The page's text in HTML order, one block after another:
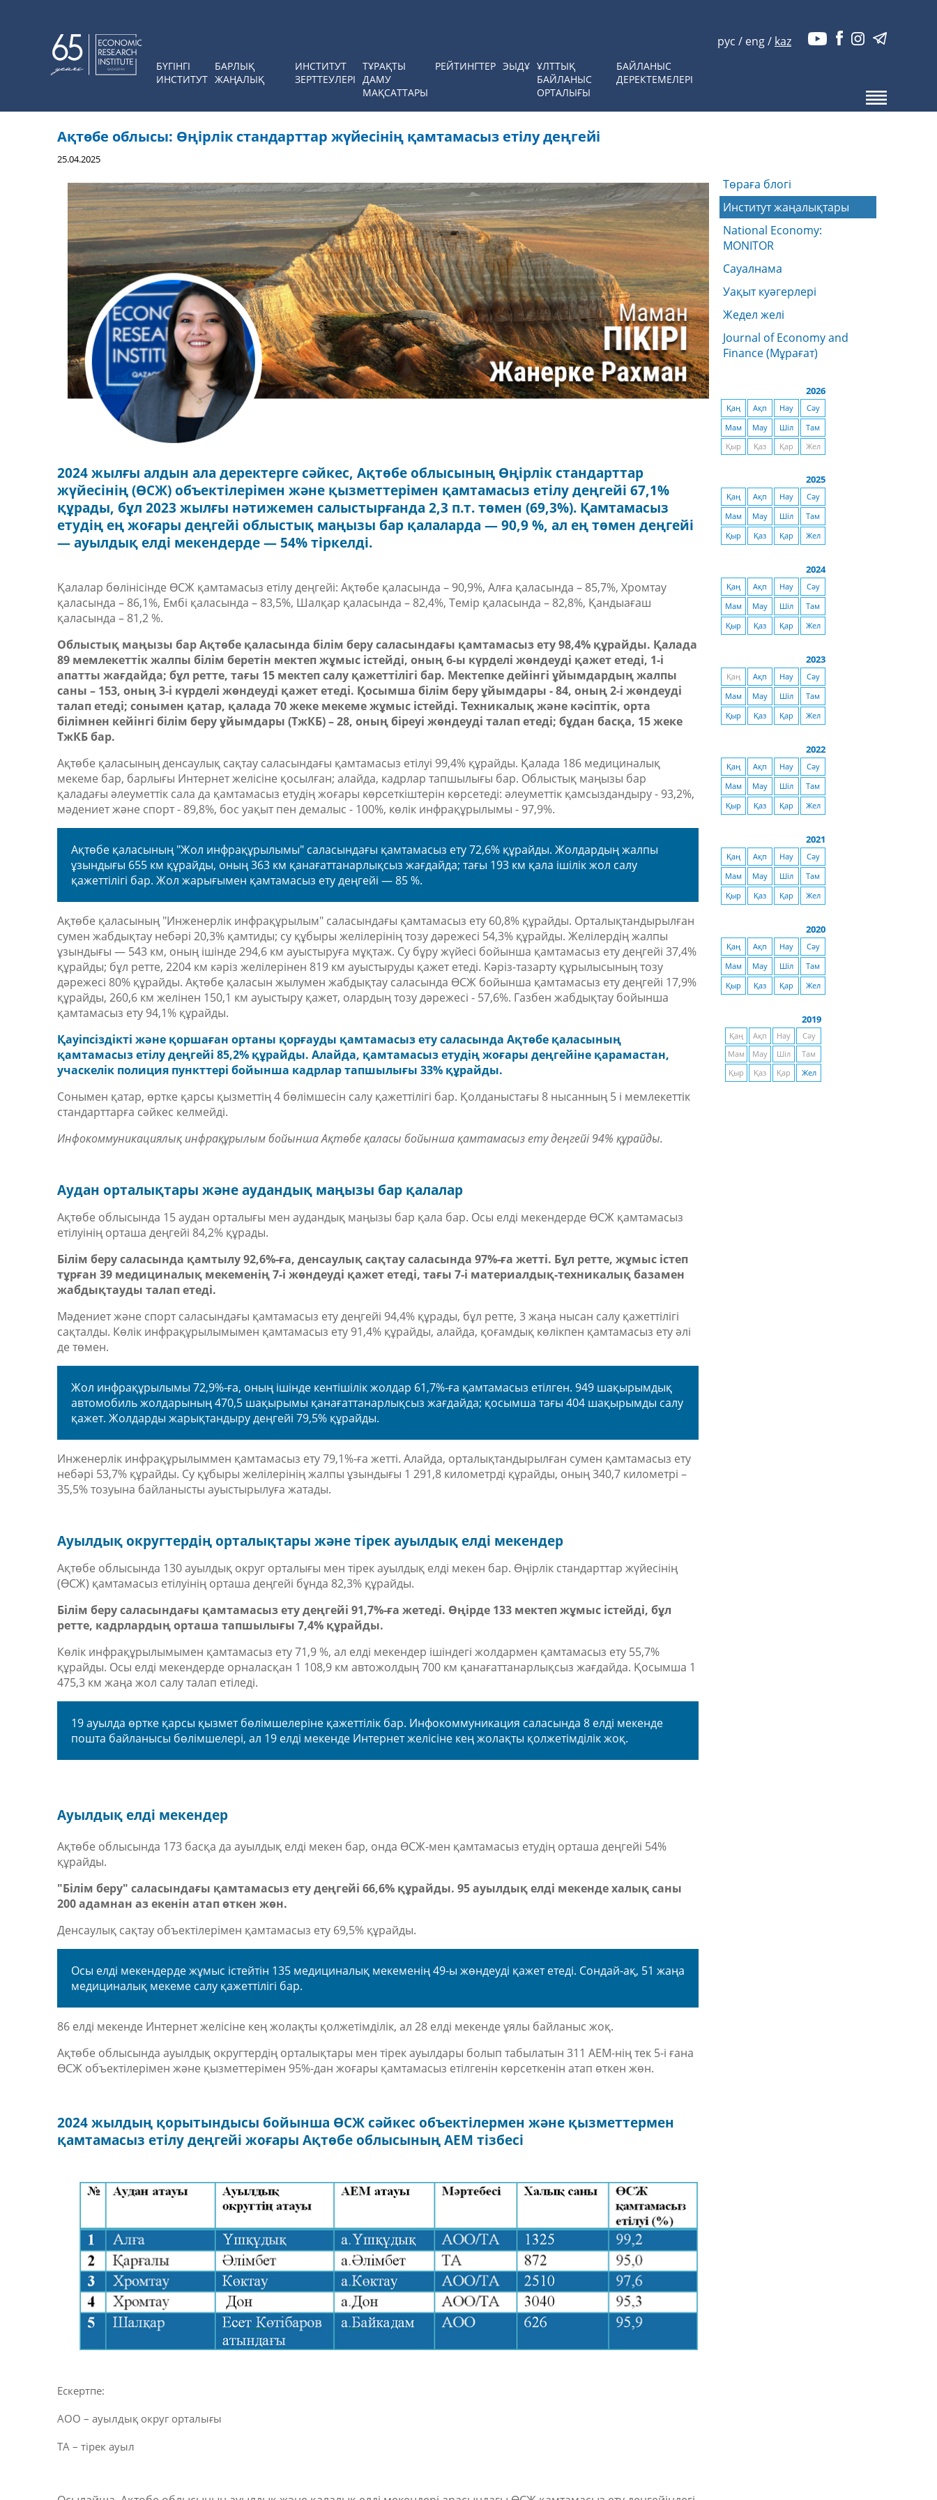
БҮГІНГІ
ИНСТИТУТ
БАРЛЫҚ
ЖАҢАЛЫҚ
ИНСТИТУТ
ЗЕРТТЕУЛЕРІ
ТҰРАҚТЫ
ДАМУ
МАҚСАТТАРЫ
РЕЙТИНГТЕР ЭЫДҰ ҰЛТТЫҚ
БАЙЛАНЫС
ОРТАЛЫҒЫ
БАЙЛАНЫС
ДЕРЕКТЕМЕЛЕРІ
рус / eng/ kaz
Ақтөбе облысы: Өңірлік стандарттар жүйесінің қамтамасыз етілу деңгейі
25.04.2025
2024 жылғы алдын ала деректерге сәйкес, Ақтөбе облысының Өңірлік стандарттар
жүйесінің (ӨСЖ) объектілерімен және қызметтерімен қамтамасыз етілу деңгейі 67,1%
құрады, бұл 2023 жылғы нәтижемен салыстырғанда 2,3 п.т. төмен (69,3%). Қамтамасыз
етудің ең жоғары деңгейі облыстық маңызы бар қалаларда — 90,9 %, ал ең төмен деңгейі
— ауылдық елді мекендерде — 54% тіркелді.
Қалалар бөлінісінде ӨСЖ қамтамасыз етілу деңгейі: Ақтөбе қаласында – 90,9%, Алға қаласында – 85,7%, Хромтау
қаласында – 86,1%, Ембі қаласында – 83,5%, Шалқар қаласында – 82,4%, Темір қаласында – 82,8%, Қандыағаш
қаласында – 81,2 %.
Облыстық маңызы бар Ақтөбе қаласында білім беру саласындағы қамтамасыз ету 98,4% құрайды. Қалада
89 мемлекеттік жалпы білім беретін мектеп жұмыс істейді, оның 6-ы күрделі жөндеуді қажет етеді, 1-і
апатты жағдайда; бұл ретте, тағы 15 мектеп салу қажеттілігі бар. Мектепке дейінгі ұйымдардың жалпы
саны – 153, оның 3-і күрделі жөндеуді қажет етеді. Қосымша білім беру ұйымдары -84, оның 2-і жөндеуді
талап етеді; сонымен қатар, қалада 70 жеке мекеме жұмыс істейді. Техникалық және кәсіптік, орта
білімнен кейінгі білім беру ұйымдары (ТжКБ) – 28, оның біреуі жөндеуді талап етеді; бұдан басқа, 15 жеке
ТжКБ бар.
Ақтөбе қаласыныңденсаулық сақтау саласындағы қамтамасыз етілуі 99,4% құрайды. Қалада 186 медициналық
мекеме бар, барлығы Интернет желісіне қосылған; алайда, кадрлар тапшылығы бар. Облыстық маңызы бар
қаладағы әлеуметтік сала да қамтамасыз етудің жоғары көрсеткіштерін көрсетеді: әлеуметтік қамсыздандыру- 93,2%,
мәдениет және спорт- 89,8%, бос уақыт пен демалыс - 100%, көлік инфрақұрылымы - 97,9%.
Ақтөбе қаласының "Жол инфрақұрылымы" саласындағы қамтамасыз ету 72,6% құрайды. Жолдардың жалпы
ұзындығы 655 км құрайды, оның 363 км қанағаттанарлықсыз жағдайда; тағы 193 км қала ішілік жол салу
қажеттілігі бар. Жол жарығымен қамтамасыз ету деңгейі — 85 %.
Ақтөбе қаласының "Инженерлік инфрақұрылым" саласындағы қамтамасыз ету 60,8% құрайды. Орталықтандырылған
сумен жабдықтау небәрі 20,3% қамтиды; су құбыры желілерінің тозу дәрежесі 54,3% құрайды. Желілердің жалпы
ұзындығы — 543 км, оның ішінде 294,6 км ауыстыруға мұқтаж. Су бұру жүйесі бойынша қамтамасыз ету деңгейі 37,4%
құрайды; бұл ретте, 2204 км кәріз желілерінен 819 км ауыстыруды қажет етеді. Кәріз-тазарту құрылысының тозу
дәрежесі 80% құрайды. Ақтөбе қаласын жылумен жабдықтау саласында ӨСЖ бойынша қамтамасыз ету деңгейі 17,9%
құрайды, 260,6 км желінен 150,1 км ауыстыру қажет, олардың тозу дәрежесі - 57,6%. Газбен жабдықтау бойынша
қамтамасыз ету 94,1% құрайды.
Қауіпсіздікті және қоршаған ортаны қорғауды қамтамасыз ету саласында Ақтөбе қаласының
қамтамасыз етілу деңгейі 85,2% құрайды. Алайда, қамтамасыз етудің жоғары деңгейіне қарамастан,
учаскелік полиция пункттері бойынша кадрлар тапшылығы 33% құрайды.
Сонымен қатар, өртке қарсы қызметтің 4 бөлімшесін салу қажеттілігі бар. Қолданыстағы 8 нысанның 5 і мемлекеттік
стандарттарға сәйкес келмейді.
Инфокоммуникациялық инфрақұрылым бойынша Ақтөбе қаласы бойынша қамтамасыз ету деңгейі 94% құрайды.
Аудан орталықтары және аудандық маңызы бар қалалар
Ақтөбе облысында 15 аудан орталығы мен аудандық маңызы бар қала бар. Осы елді мекендерде ӨСЖ қамтамасыз
етілуінің орташа деңгейі 84,2% құрады.
Білім беру саласында қамтылу 92,6%-ға, денсаулық сақтау саласында 97%-ға жетті. Бұл ретте, жұмыс істеп
тұрған 39 медициналық мекеменің 7-і жөндеуді қажет етеді, тағы 7-і материалдық-техникалық базамен
жабдықтауды талап етеді.
Мәдениет және спорт саласындағы қамтамасыз ету деңгейі 94,4% құрады, бұл ретте, 3 жаңа нысан салу қажеттілігі
сақталды. Көлік инфрақұрылымымен қамтамасыз ету 91,4% құрайды, алайда, қоғамдық көлікпен қамтамасыз ету әлі
де төмен.
Жол инфрақұрылымы 72,9%-ға, оның ішінде кентішілік жолдар 61,7%-ға қамтамасыз етілген. 949 шақырымдық
автомобиль жолдарының 470,5 шақырымы қанағаттанарлықсыз жағдайда; қосымша тағы 404 шақырымды салу
қажет. Жолдарды жарықтандыру деңгейі 79,5% құрайды.
Инженерлік инфрақұрылыммен қамтамасыз ету 79,1%-ға жетті. Алайда, орталықтандырылған сумен қамтамасыз ету
небәрі 53,7% құрайды. Су құбыры желілерінің жалпы ұзындығы 1 291,8 километрді құрайды, оның 340,7 километрі –
35,5% тозуына байланысты ауыстырылуға жатады.
Ауылдық округтердің орталықтары және тірек ауылдық елді мекендер
Ақтөбе облысында 130 ауылдық округ орталығы мен тірек ауылдық елді мекен бар. Өңірлік стандарттар жүйесінің
(ӨСЖ) қамтамасыз етілуінің орташа деңгейі бұнда 82,3% құрайды.
Білім беру саласындағы қамтамасыз ету деңгейі 91,7%-ға жетеді. Өңірде 133 мектеп жұмыс істейді, бұл
ретте, кадрлардың орташа тапшылығы 7,4% құрайды.
Көлік инфрақұрылымымен қамтамасыз ету 71,9 %, ал елді мекендер ішіндегі жолдармен қамтамасыз ету 55,7%
құрайды. Осы елді мекендерде орналасқан 1 108,9 км автожолдың 700 км қанағаттанарлықсыз жағдайда. Қосымша 1
475,3 км жаңа жол салу талап етіледі.
19 ауылда өртке қарсы қызмет бөлімшелеріне қажеттілік бар. Инфокоммуникация саласында 8 елді мекенде
пошта байланысы бөлімшелері, ал 19 елді мекенде Интернет желісіне кең жолақты қолжетімділік жоқ.
Ауылдық елді мекендер
Ақтөбе облысында 173 басқа да ауылдық елді мекен бар, онда ӨСЖ-мен қамтамасыз етудің орташа деңгейі 54%
құрайды.
"Білім беру" саласындағы қамтамасыз ету деңгейі 66,6% құрайды. 95 ауылдық елді мекенде халық саны
200 адамнан аз екенін атап өткен жөн.
Денсаулық сақтау объектілерімен қамтамасыз ету 69,5% құрайды.
Осы елді мекендерде жұмыс істейтін 135 медициналық мекеменің 49-ы жөндеуді қажет етеді. Сондай-ақ, 51 жаңа
медициналық мекеме салу қажеттілігі бар.
86 елді мекенде Интернет желісіне кең жолақты қолжетімділік, ал 28 елді мекенде ұялы байланыс жоқ.
Ақтөбе облысында ауылдық округтердің орталықтары мен тірек ауылдары болып табылатын 311 АЕМ-нің тек 5-і ғана
ӨСЖ объектілерімен және қызметтерімен 95%-дан жоғары қамтамасыз етілгенін көрсеткенін атап өткен жөн.
2024 жылдың қорытындысы бойынша ӨСЖ сәйкес объектілермен және қызметтермен
қамтамасыз етілу деңгейі жоғары Ақтөбе облысының АЕМ тізбесі
Ескертпе:
АОО – ауылдық округ орталығы
ТА – тірек ауыл
Төраға блогі
Институт жаңалықтары
National Economy:
MONITOR
Сауалнама
Уақыт куәгерлері
Жедел желі
Journal of Economy and
Finance (Мұрағат)
2026
Қаң Ақп Нау
Сәу
Мам
Мау Шіл
Там
Қыр
Қаз Қар Жел
2025
Қаң Ақп Нау
Сәу
Мам
Мау Шіл
Там
Қыр
Қаз Қар Жел
2024
Қаң Ақп Нау
Сәу
Мам
Мау Шіл
Там
Қыр
Қаз Қар Жел
2023
Қаң Ақп Нау
Сәу
Мам
Мау Шіл
Там
Қыр
Қаз Қар Жел
2022
Қаң Ақп Нау
Сәу
Мам
Мау Шіл
Там
Қыр
Қаз Қар Жел
2021
Қаң Ақп Нау
Сәу
Мам
Мау Шіл
Там
Қыр
Қаз Қар Жел
2020
Қаң Ақп Нау
Сәу
Мам
Мау Шіл
Там
Қыр
Қаз Қар Жел
2019
Қаң Ақп Нау
Сәу
Мам
Мау Шіл
Там
Қыр
Қаз Қар Жел